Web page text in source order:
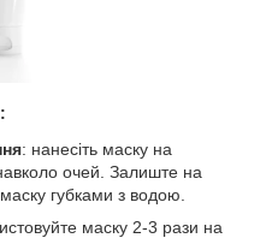
: нанесіть маску на
очей. Залиште на
губками з водою.
маску 2-3 рази на